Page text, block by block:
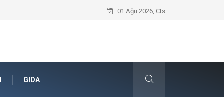
Umre Rehberi İle Sağlıklı Ve Zinde Bir
01 Ağu 2026, Cts
GIDA